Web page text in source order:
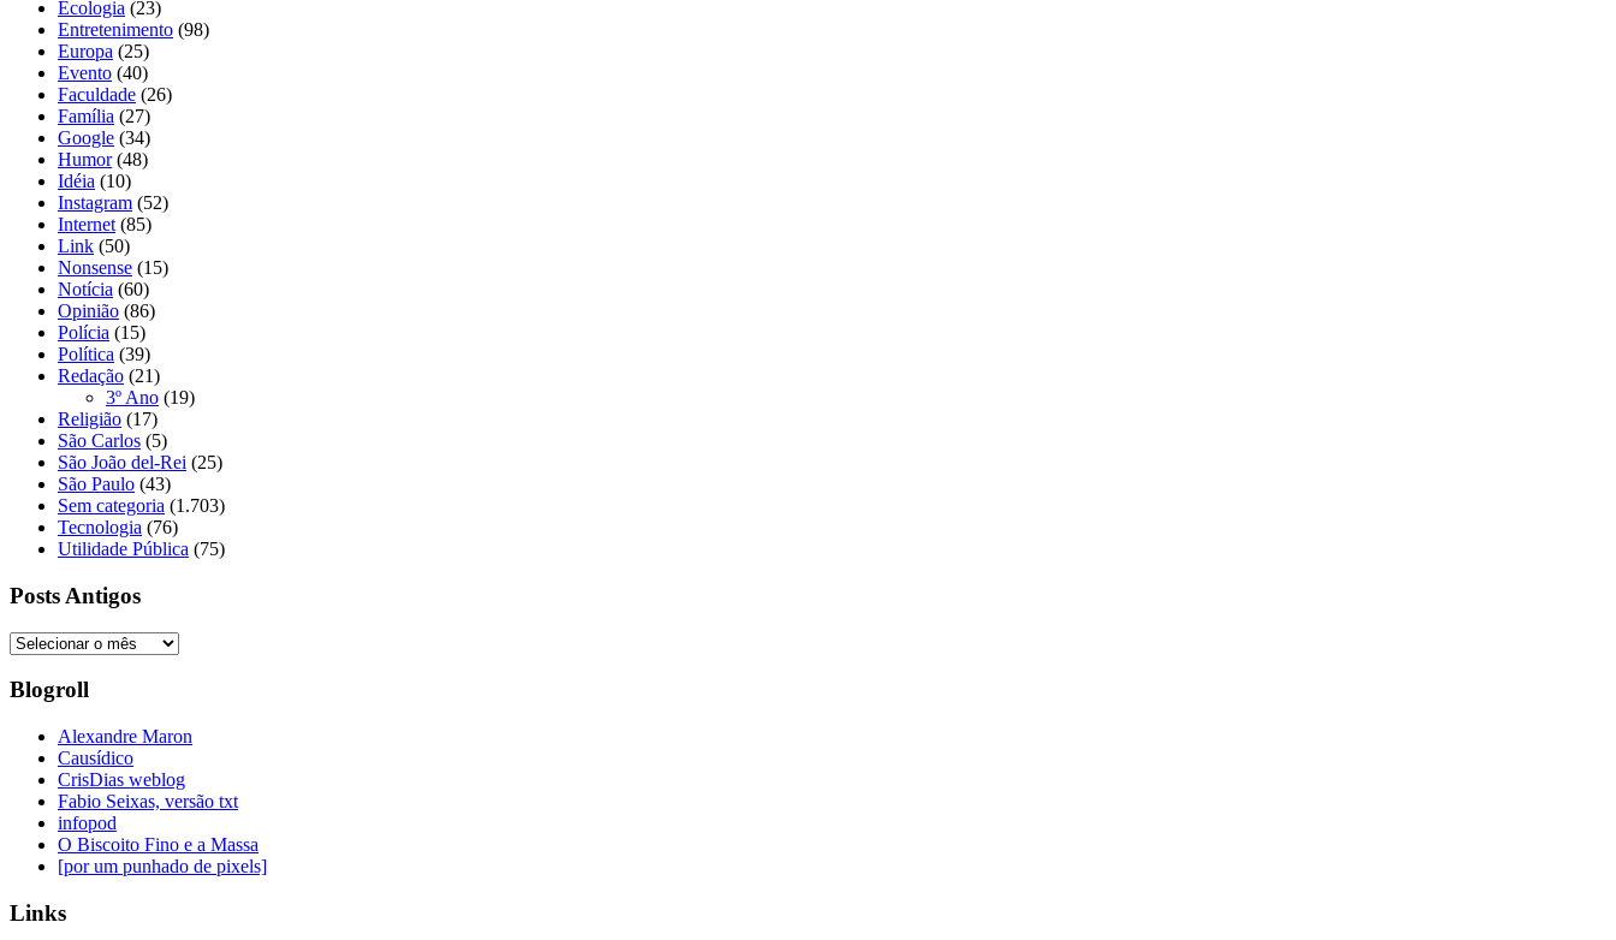
Ecologia (23)
Entretenimento (98)
Europa (25)
Evento (40)
Faculdade (26)
Família (27)
Google (34)
Humor(48)
Idéia (10)
Instagram (52)
Internet (85)
Link (50)
Nonsense (15)
Notícia (60)
Opinião (86)
Polícia (15)
Política (39)
Redação (21)
3º Ano (19)
Religião (17)
São Carlos (5)
São João del-Rei (25)
São Paulo (43)
Sem categoria (1.703)
Tecnologia (76)
Utilidade Pública (75)
Posts Antigos
Posts
Blogroll
Alexandre Maron
Causídico
CrisDias weblog
Fabio Seixas, versão txt
infopod
O Biscoito Fino e a Massa
[por um punhado de pixels]
Links